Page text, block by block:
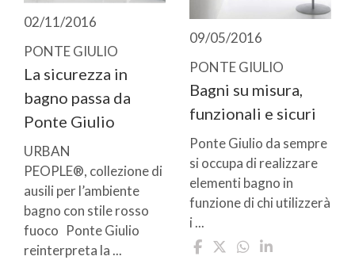
02/11/2016
PONTE GIULIO
La sicurezza in
bagno passa da
Ponte Giulio
URBAN
PEOPLE®, collezione di
ausili per l’ambiente
bagno con stile rosso
fuoco Ponte Giulio
reinterpreta la ...
09/05/2016
PONTE GIULIO
Bagni su misura,
funzionali e sicuri
Ponte Giulio da sempre
si occupa di realizzare
elementi bagno in
funzione di chi utilizzerà
i ...